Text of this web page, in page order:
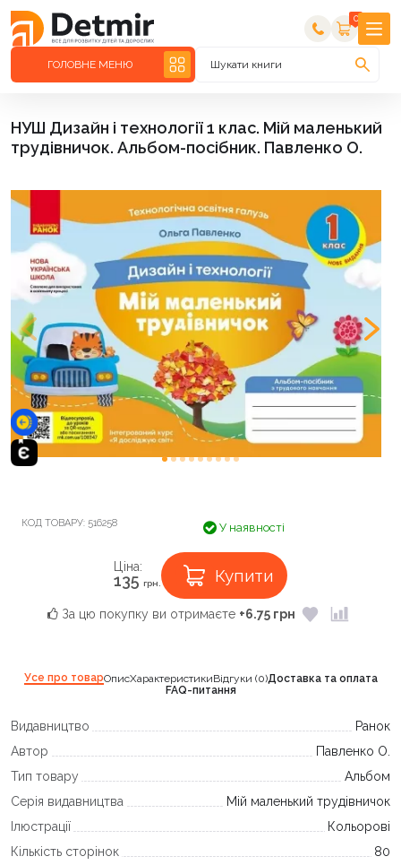
0
ГОЛОВНЕ МЕНЮ Шукати книги
НУШ Дизайн і технології 1 клас. Мій маленький
трудівничок. Альбом-посібник. Павленко О.
КОД ТОВАРУ: 516258 У наявності
Ціна:
135 грн. Купити
За цю покупку ви отримаєте +6.75 грн
Усе про товарОписХарактеристикиВідгуки (0)Доставка та оплата
FAQ-питання
Видавництво
Ранок
Автор
Павленко О.
Тип товару
Альбом
Серія видавництва
Мій маленький трудівничок
Ілюстрації
Кольорові
Кількість сторінок
80